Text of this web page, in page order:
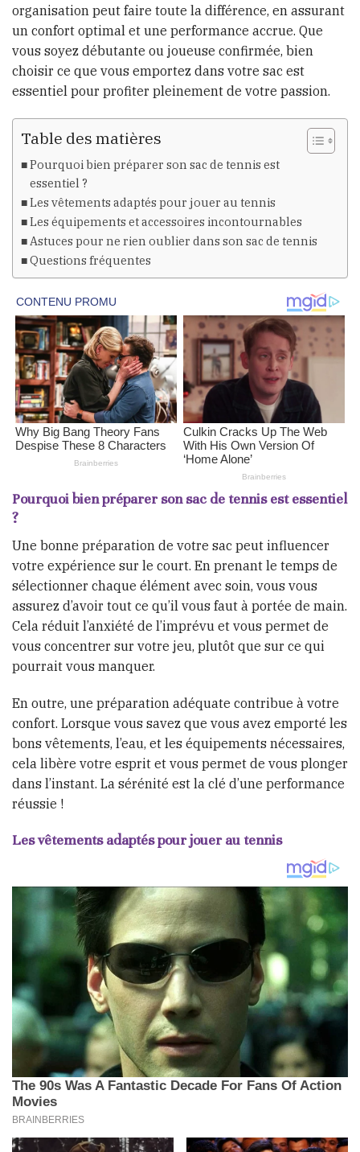
organisation peut faire toute la différence, en assurant
un confort optimal et une performance accrue. Que
vous soyez débutante ou joueuse confirmée, bien
choisir ce que vous emportez dans votre sac est
essentiel pour profiter pleinement de votre passion.
Table des matières
Pourquoi bien préparer son sac de tennis est
essentiel ?
Les vêtements adaptés pour jouer au tennis
Les équipements et accessoires incontournables
Astuces pour ne rien oublier dans son sac de tennis
Questions fréquentes
Pourquoi bien préparer son sac de tennis est essentiel
?
Une bonne préparation de votre sac peut influencer
votre expérience sur le court. En prenant le temps de
sélectionner chaque élément avec soin, vous vous
assurez d’avoir tout ce qu’il vous faut à portée de main.
Cela réduit l’anxiété de l’imprévu et vous permet de
vous concentrer sur votre jeu, plutôt que sur ce qui
pourrait vous manquer.
En outre, une préparation adéquate contribue à votre
confort. Lorsque vous savez que vous avez emporté les
bons vêtements, l’eau, et les équipements nécessaires,
cela libère votre esprit et vous permet de vous plonger
dans l’instant. La sérénité est la clé d’une performance
réussie !
Les vêtements adaptés pour jouer au tennis